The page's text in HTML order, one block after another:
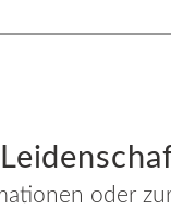
oder